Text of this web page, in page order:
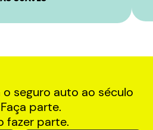
seguro auto ao século
Faça parte.
fazer parte.